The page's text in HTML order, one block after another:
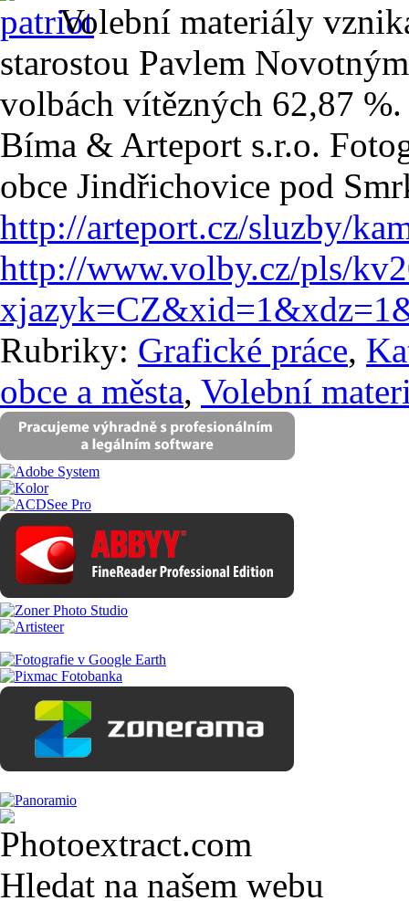
Volební materiály
starostou Pavlem
volbách vítězných 62,87
Bíma & Arteport s.r.o.
obce Jindřichovice pod
http://arteport.cz/sluzby/
http://www.volby.cz/pls/
Rubriky: Grafické práce,
obce a města, Volební
Hledat na našem webu